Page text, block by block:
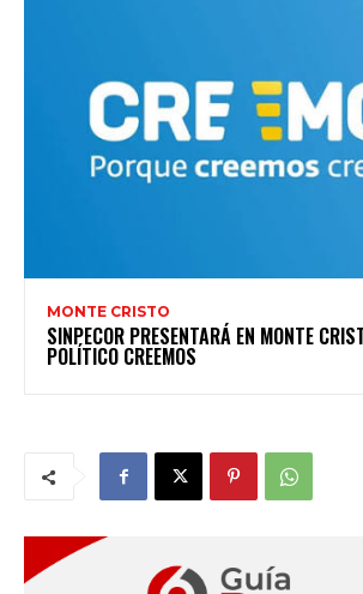
MONTE CRISTO
SINPECOR PRESENTARÁ EN MONTE
POLÍTICO CREEMOS